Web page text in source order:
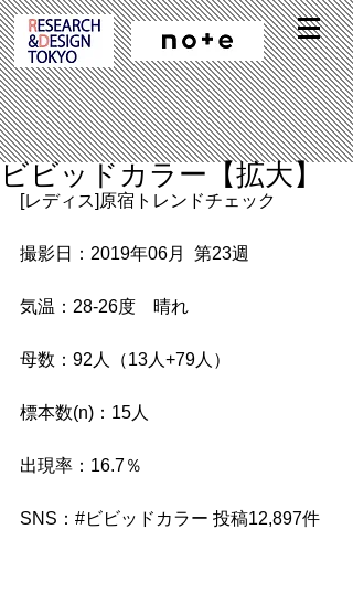
ビビッドカラー【拡大】
[レディス]原宿トレンドチェック
撮影日：2019年06月  第23週
気温：28-26度　晴れ
母数：92人（13人+79人）
標本数(n)：15人
出現率：16.7％
SNS：#ビビッドカラー 投稿12,897件